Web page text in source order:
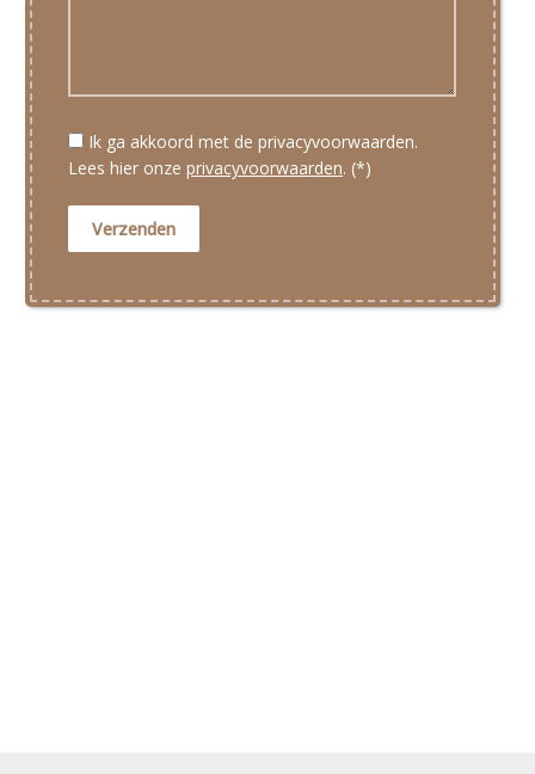
Ik ga akkoord met de privacyvoorwaarden.
Lees hier onze privacyvoorwaarden. (*)